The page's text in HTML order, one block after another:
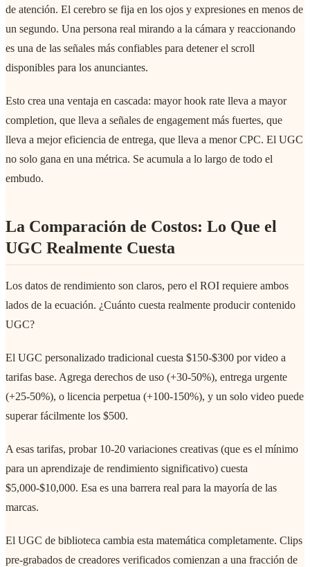
de atención. El cerebro se fija en los ojos y expresiones en menos de
un segundo. Una persona real mirando a la cámara y reaccionando
es una de las señales más confiables para detener el scroll
disponibles para los anunciantes.
Esto crea una ventaja en cascada: mayor hook rate lleva a mayor
completion, que lleva a señales de engagement más fuertes, que
lleva a mejor eficiencia de entrega, que lleva a menor CPC. El UGC
no solo gana en una métrica. Se acumula a lo largo de todo el
embudo.
La Comparación de Costos: Lo Que el
UGC Realmente Cuesta
Los datos de rendimiento son claros, pero el ROI requiere ambos
lados de la ecuación. ¿Cuánto cuesta realmente producir contenido
UGC?
El UGC personalizado tradicional cuesta $150-$300 por video a
tarifas base. Agrega derechos de uso (+30-50%), entrega urgente
(+25-50%), o licencia perpetua (+100-150%), y un solo video puede
superar fácilmente los $500.
A esas tarifas, probar 10-20 variaciones creativas (que es el mínimo
para un aprendizaje de rendimiento significativo) cuesta
$5,000-$10,000. Esa es una barrera real para la mayoría de las
marcas.
El UGC de biblioteca cambia esta matemática completamente. Clips
pre-grabados de creadores verificados comienzan a una fracción de